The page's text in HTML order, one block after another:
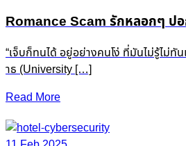
Romance Scam รักหลอกๆ ป
“เจ็บก็ทนได้ อยู่อย่างคนโง่ ที่มันไม่รู้ไม่
าธ (University […]
Read More